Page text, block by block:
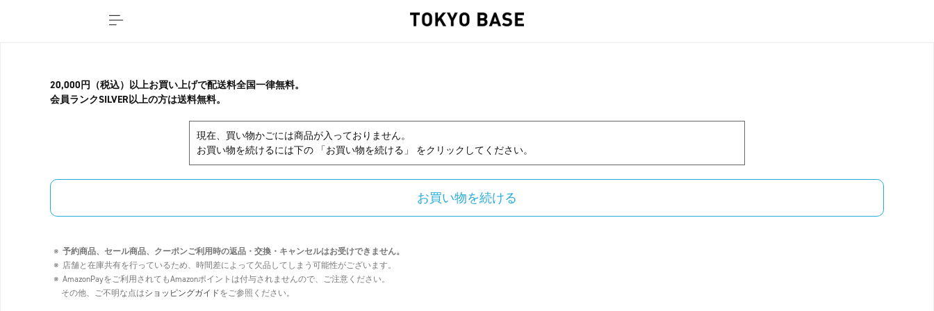
20,000円（税込）以上お買い上げで配送料全国一律無料。
会員ランクSILVER以上の方は送料無料。
現在、買い物かごには商品が入っておりません。
お買い物を続けるには下の 「お買い物を続ける」 をクリックしてください。
予約商品、セール商品、クーポンご利用時の返品・交換・キャンセルはお受けできません。
店舗と在庫共有を行っているため、時間差によって欠品してしまう可能性がございます。
AmazonPayをご利用されてもAmazonポイントは付与されませんので、ご注意ください。
その他、ご不明な点はショッピングガイドをご参照ください。